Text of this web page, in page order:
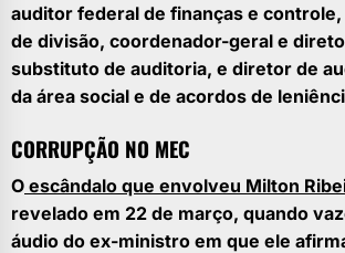
auditor federal de finanças e
de divisão, coordenador-geral e
substituto de auditoria, e diretor de
da área social e de acordos de
CORRUPÇÃO NO MEC
O escândalo que envolveu Milton
revelado em 22 de março, quando
áudio do ex-ministro em que ele